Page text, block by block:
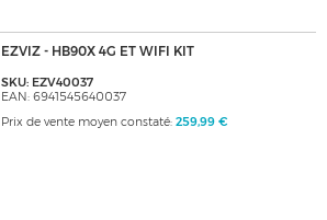
EZVIZ - HB90X 4G ET WIFI KIT
SKU: EZV40037
EAN: 6941545640037
Prix de vente moyen constaté: 259,99 €